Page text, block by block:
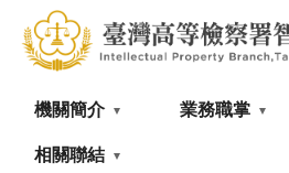
機關簡介 業務職掌
相關聯結